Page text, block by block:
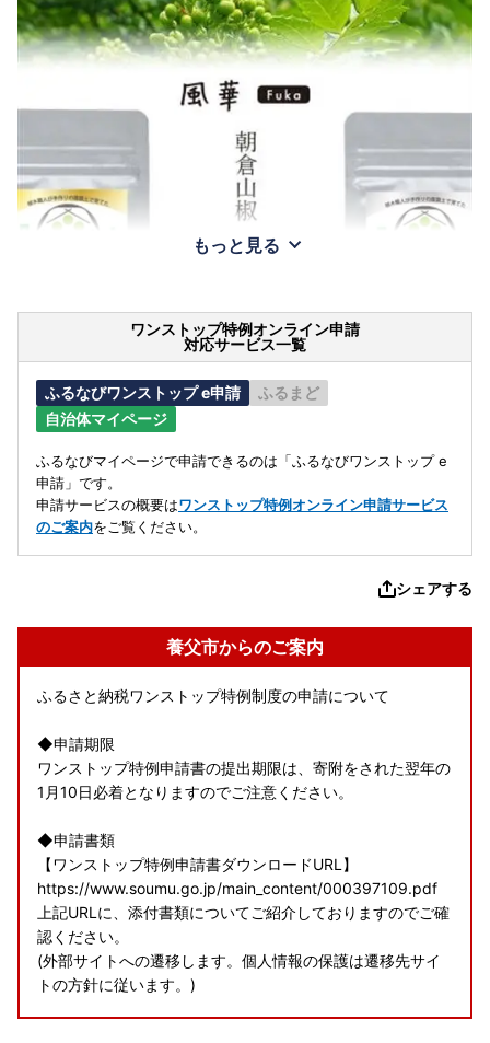
もっと見る
ワンストップ特例オンライン申請
対応サービス一覧
ふるなびワンストップ e申請
ふるまど
自治体マイページ
ふるなびマイページで申請できるのは「ふるなびワンストップ e
申請」です。
申請サービスの概要はワンストップ特例オンライン申請サービス
のご案内をご覧ください。
シェアする
養父市からのご案内
ふるさと納税ワンストップ特例制度の申請について
◆申請期限
ワンストップ特例申請書の提出期限は、寄附をされた翌年の
1月10日必着となりますのでご注意ください。
◆申請書類
【ワンストップ特例申請書ダウンロードURL】
https://www.soumu.go.jp/main_content/000397109.pdf
上記URLに、添付書類についてご紹介しておりますのでご確
認ください。
(外部サイトへの遷移します。個人情報の保護は遷移先サイ
トの方針に従います。)